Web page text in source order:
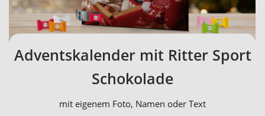
Adventskalender mit Ritter Sport
Schokolade
mit eigenem Foto, Namen oder Text